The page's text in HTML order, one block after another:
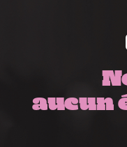
aucun